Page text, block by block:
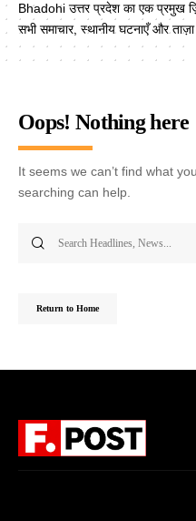
Bhadohi उत्तर प्रदेश का एक प्रमुख
सभी समाचार, स्थानीय घटनाएँ और
Oops! Nothing here
It seems we can’t find what
searching can help.
Return to Home